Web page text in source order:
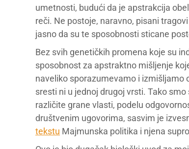
umetnosti, budući da je apstrakcija
reči. Ne postoje, naravno, pisani
jasno da su te sposobnosti sticane
Bez svih genetičkih promena koje su
sposobnost za apstraktno mišljenje
naveliko sporazumevamo i izmišljamo
sresti ni u jednoj drugoj vrsti. Tako
različite grane vlasti, podelu
društvenim ugovorima, sasvim je
tekstu Majmunska politika i njena